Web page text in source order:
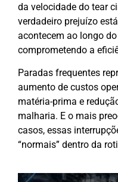
da velocidade do tear
verdadeiro prejuízo
acontecem ao longo
comprometendo a
Paradas frequentes
aumento de custos
matéria-prima e
malharia. E o mais
casos, essas
“normais” dentro da